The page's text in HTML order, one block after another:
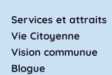
Services et attraits
Vie Citoyenne
Vision communue
Blogue